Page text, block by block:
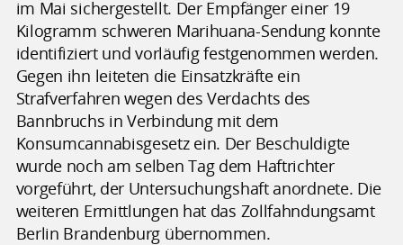
im Mai sichergestellt. Der Empfänger einer 19
Kilogramm schweren Marihuana-Sendung konnte
identifiziert und vorläufig festgenommen werden.
Gegen ihn leiteten die Einsatzkräfte ein
Strafverfahren wegen des Verdachts des
Bannbruchs in Verbindung mit dem
Konsumcannabisgesetz ein. Der Beschuldigte
wurde noch am selben Tag dem Haftrichter
vorgeführt, der Untersuchungshaft anordnete. Die
weiteren Ermittlungen hat das Zollfahndungsamt
Berlin Brandenburg übernommen.